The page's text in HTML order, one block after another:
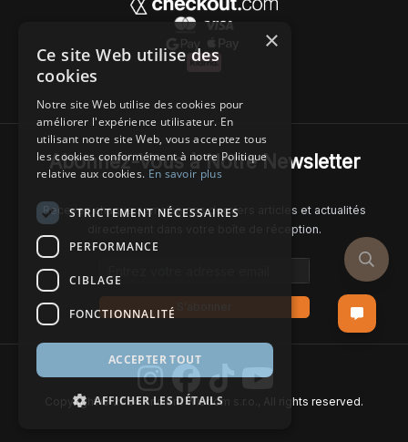
Abonnez-Vous à Notre Newsletter
Recevez chaque semaine nos derniers articles et actualités
directement dans votre boîte de réception.
Copyright © 2024 Ancient Wisdom s.r.o., All rights reserved.
×
Ce site Web utilise des
cookies
Notre site Web utilise des cookies pour
améliorer l'expérience utilisateur. En
utilisant notre site Web, vous acceptez tous
les cookies conformément à notre Politique
relative aux cookies.En savoir plus
STRICTEMENT NÉCESSAIRES
PERFORMANCE
CIBLAGE
FONCTIONNALITÉ
ACCEPTER TOUT
AFFICHER LES DÉTAILS